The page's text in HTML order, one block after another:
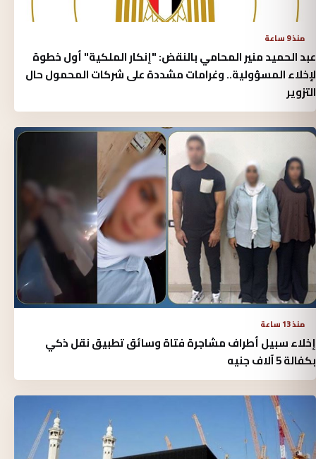
منذ 9 ساعة
عبد الحميد منير المحامي بالنقض: "إنكار الملكية" أول خطوة
لإخلاء المسؤولية.. وغرامات مشددة على شركات المحمول حال
التزوير
منذ 13 ساعة
إخلاء سبيل أطراف مشاجرة فتاة وسائق تطبيق نقل ذكي
بكفالة 5 آلاف جنيه